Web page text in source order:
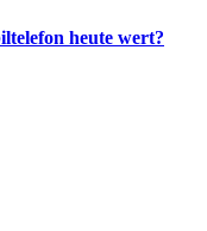
heute wert?